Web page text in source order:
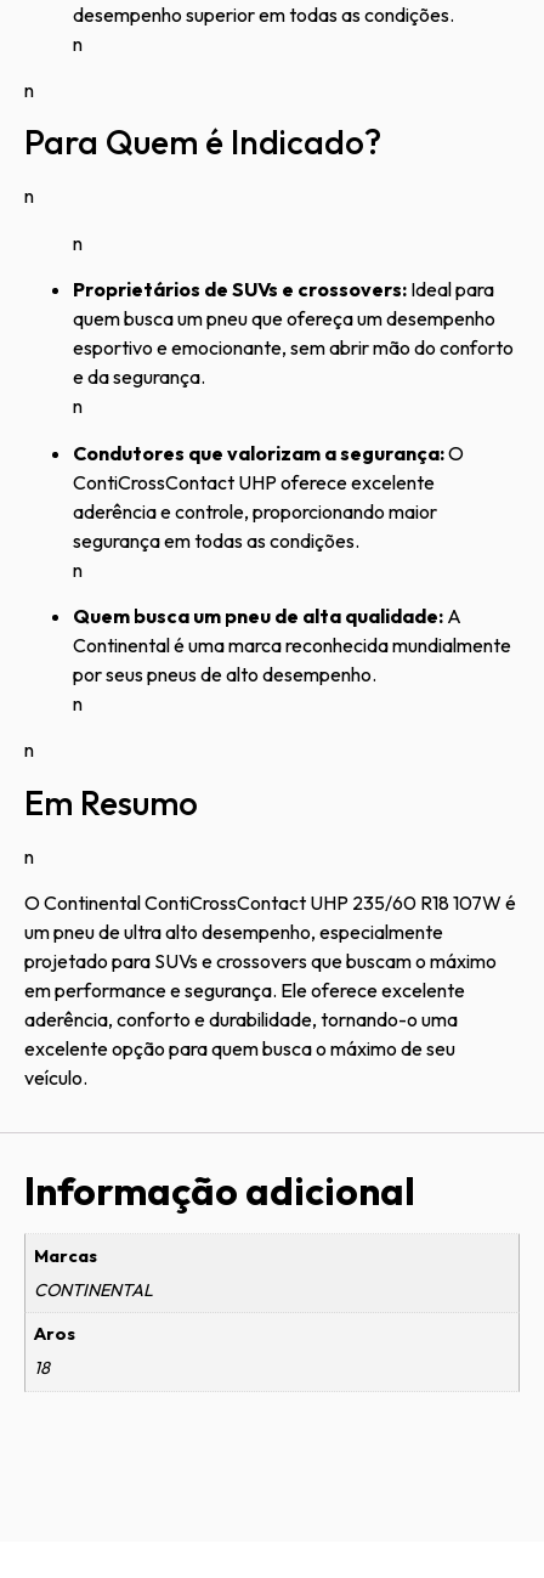
desempenho superior em todas as condições.
n
n
Para Quem é Indicado?
n
n
Proprietários de SUVs e crossovers: Ideal para
quem busca um pneu que ofereça um desempenho
esportivo e emocionante, sem abrir mão do conforto
e da segurança.
n
Condutores que valorizam a segurança:O
ContiCrossContact UHP oferece excelente
aderência e controle, proporcionando maior
segurança em todas as condições.
n
Quem busca um pneu de alta qualidade: A
Continental é uma marca reconhecida mundialmente
por seus pneus de alto desempenho.
n
n
Em Resumo
n
O Continental ContiCrossContact UHP 235/60 R18 107W é
um pneu de ultra alto desempenho, especialmente
projetado para SUVs e crossovers que buscam o máximo
em performance e segurança. Ele oferece excelente
aderência, conforto e durabilidade, tornando-o uma
excelente opção para quem busca o máximo de seu
veículo.
Informação adicional
Marcas
CONTINENTAL
Aros
18